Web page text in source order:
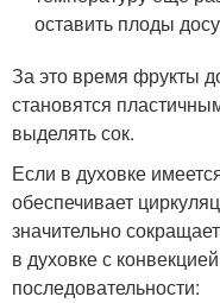
оставить плоды
За это время фрукты
становятся
выделять сок.
Если в духовке
обеспечивает
значительно
в духовке с
последовательности: